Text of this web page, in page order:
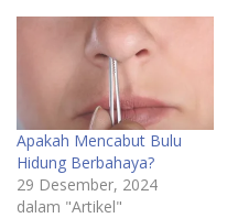
memilih untuk mencabut
bulu ketiak sebagai salah
satu metode perawatan.
Namun, meskipun terlihat
praktis dan efisien,
tindakan ini dapat
menimbulkan…
Apakah Mencabut Bulu
Hidung Berbahaya?
29 Desember, 2024
dalam "Artikel"